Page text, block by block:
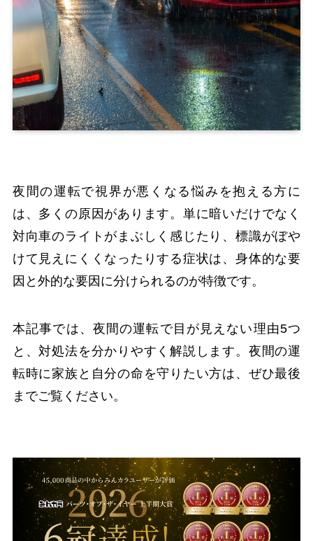
夜間の運転で視界が悪くなる悩みを抱える方に
は、多くの原因があります。単に暗いだけでなく
対向車のライトがまぶしく感じたり、標識がぼや
けて見えにくくなったりする症状は、身体的な要
因と外的な要因に分けられるのが特徴です。
本記事では、夜間の運転で目が見えない理由5つ
と、対処法を分かりやすく解説します。夜間の運
転時に家族と自分の命を守りたい方は、ぜひ最後
までご覧ください。